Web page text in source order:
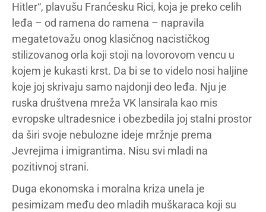
Hitler“, plavušu Franćesku Rici, koja je preko celih
leđa – od ramena do ramena – napravila
megatetovažu onog klasičnog nacističkog
stilizovanog orla koji stoji na lovorovom vencu u
kojem je kukasti krst. Da bi se to videlo nosi haljine
koje joj skrivaju samo najdonji deo leđa. Nju je
ruska društvena mreža VK lansirala kao mis
evropske ultradesnice i obezbedila joj stalni prostor
da širi svoje nebulozne ideje mržnje prema
Jevrejima i imigrantima. Nisu svi mladi na
pozitivnoj strani.
Duga ekonomska i moralna kriza unela je
pesimizam među deo mladih muškaraca koji su